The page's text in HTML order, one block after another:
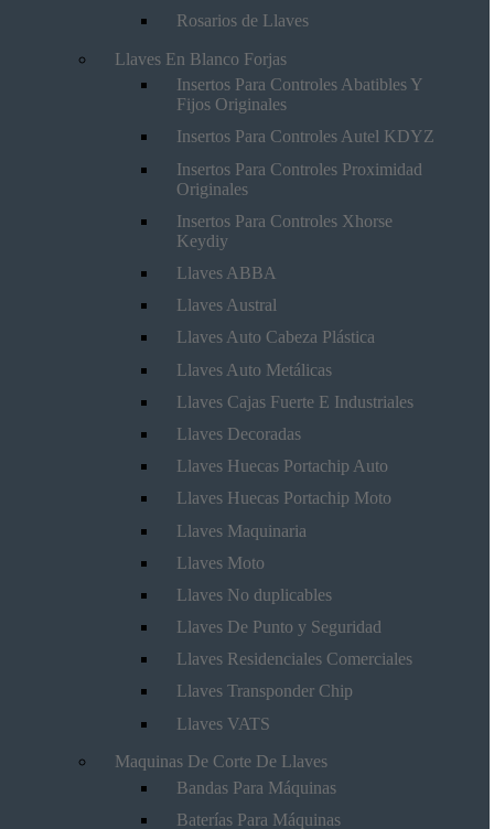
Rosarios de Llaves
Llaves En Blanco Forjas
Insertos Para Controles Abatibles Y
Fijos Originales
Insertos Para Controles Autel KDYZ
Insertos Para Controles Proximidad
Originales
Insertos Para Controles Xhorse
Keydiy
Llaves ABBA
Llaves Austral
Llaves Auto Cabeza Plástica
Llaves Auto Metálicas
Llaves Cajas Fuerte E Industriales
Llaves Decoradas
Llaves Huecas Portachip Auto
Llaves Huecas Portachip Moto
Llaves Maquinaria
Llaves Moto
Llaves No duplicables
Llaves De Punto y Seguridad
Llaves Residenciales Comerciales
Llaves Transponder Chip
Llaves VATS
Maquinas De Corte De Llaves
Bandas Para Máquinas
Baterías Para Máquinas